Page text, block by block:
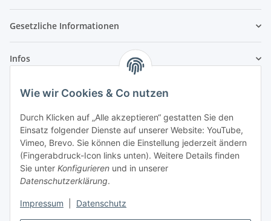
Wie wir Cookies & Co nutzen
Durch Klicken auf „Alle akzeptieren“ gestatten Sie den
Einsatz folgender Dienste auf unserer Website: YouTube,
Vimeo, Brevo. Sie können die Einstellung jederzeit ändern
(Fingerabdruck-Icon links unten). Weitere Details finden
Sie unter Konfigurieren und in unserer
Datenschutzerklärung.
Impressum Datenschutz
Gesetzliche Informationen
Infos
Laden - Öffnungszeiten:
Montag 09:00Uhr bis
16:00 Uhr
Dienstag
09:00 Uhr bis
17:00 Uhr
Mittwoch
09:00 Uhr bis 16:00 Uhr
Donnerstag
09:00 Uhr bis
17:00 Uhr
Freitag
09:00 Uhr
Samstag
09:00 Uhr